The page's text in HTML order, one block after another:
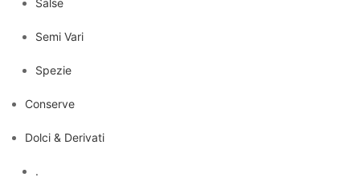
Semi Vari
Spezie
Conserve
Dolci & Derivati
.